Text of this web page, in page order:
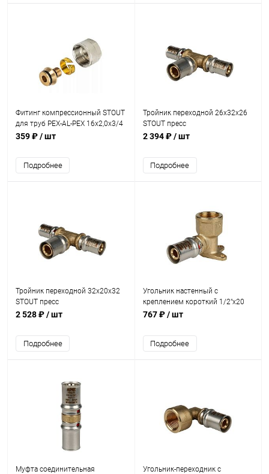
Фитинг компрессионный STOUT
для труб PEX-AL-PEX 16х2,0х3/4
359 ₽/ шт
Подробнее
Тройник переходной 26х32х26
STOUT пресс
2 394 ₽/ шт
Подробнее
Тройник переходной 32х20х32
STOUT пресс
2 528 ₽/ шт
Подробнее
Угольник настенный с
креплением короткий 1/2"х20
STOUT пресс
767 ₽/ шт
Подробнее
Муфта соединительная
Угольник-переходник с